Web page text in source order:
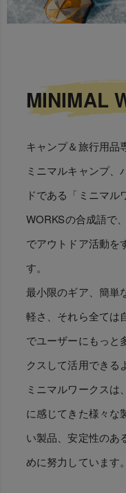
MINIMAL
キャンプ＆旅行用品
ミニマルキャンプ、
ドである「ミニマル
WORKSの合成語で
でアウトドア活動を
す。
最小限のギア、簡単
軽さ、それら全ては
でユーザーにもっと
クスして活用できる
ミニマルワークスは
に感じてきた様々な
い製品、安定性のあ
めに努力しています。